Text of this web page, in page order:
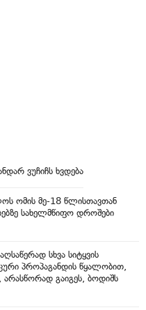
ვუჩიჩს ხვდება
ომის მე-18 წლისთავთან
სახელმწიფო დროშები
სხვა სიტყვის
პროპაგანდის წყალობით,
არასწორად გაიგეს, ბოდიშს